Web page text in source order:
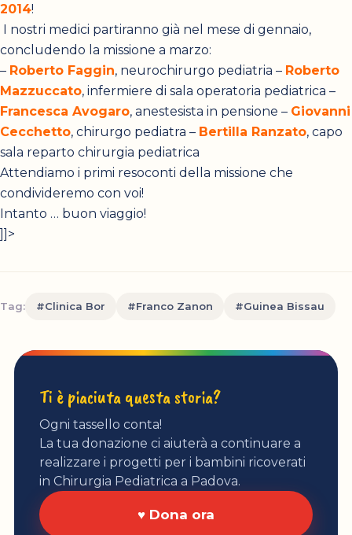
2014!
I nostri medici partiranno già nel mese di gennaio,
concludendo la missione a marzo:
– Roberto Faggin, neurochirurgo pediatria – Roberto
Mazzuccato, infermiere di sala operatoria pediatrica –
Francesca Avogaro, anestesista in pensione – Giovanni
Cecchetto, chirurgo pediatra – Bertilla Ranzato, capo
sala reparto chirurgia pediatrica
Attendiamo i primi resoconti della missione che
condivideremo con voi!
Intanto … buon viaggio!
]]>
Tag: #Clinica Bor #Franco Zanon #Guinea Bissau
Ti è piaciuta questa storia?
Ogni tassello conta!
La tua donazione ci aiuterà a continuare a
realizzare i progetti per i bambini ricoverati
in Chirurgia Pediatrica a Padova.
♥ Dona ora